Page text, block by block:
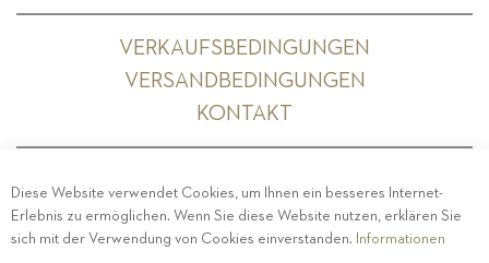
VERKAUFSBEDINGUNGEN
VERSANDBEDINGUNGEN
KONTAKT
PRIVACY-IMPRESSUM- COOKIE POLICY-
ETHISCHER KODEX
Diese Website verwendet Cookies, um Ihnen ein besseres Internet-
Erlebnis zu ermöglichen. Wenn Sie diese Website nutzen, erklären Sie
sich mit der Verwendung von Cookies einverstanden. Informationen